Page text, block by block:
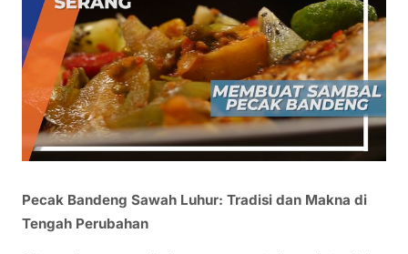
Pecak Bandeng Sawah Luhur: Tradisi dan Makna di
Tengah Perubahan